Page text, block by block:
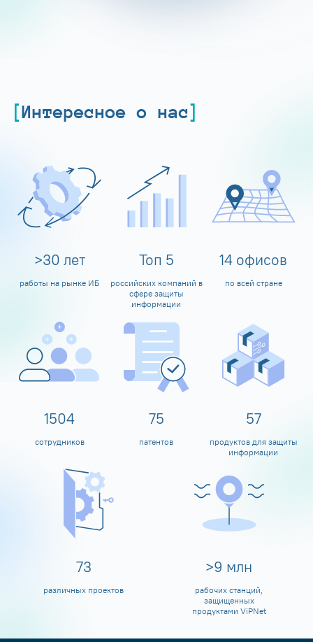
Интересное о нас
>30 лет
работы на рынке ИБ
Топ 5
российских компаний в
сфере защиты
информации
14 офисов
по всей стране
1599
сотрудников
80
патентов
60
продуктов для защиты
информации
80
различных проектов
>10 млн
рабочих станций,
защищенных
продуктами ViPNet